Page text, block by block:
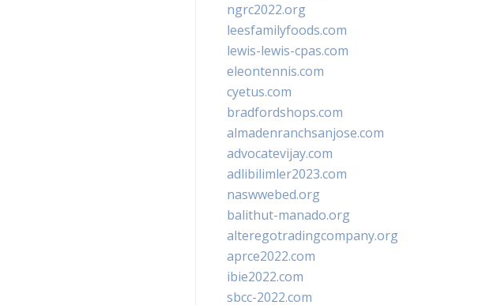
ngrc2022.org
leesfamilyfoods.com
lewis-lewis-cpas.com
eleontennis.com
cyetus.com
bradfordshops.com
almadenranchsanjose.com
advocatevijay.com
adlibilimler2023.com
naswwebed.org
balithut-manado.org
alteregotradingcompany.org
aprce2022.com
ibie2022.com
sbcc-2022.com